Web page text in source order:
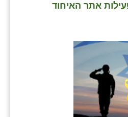
אתר האיחוד